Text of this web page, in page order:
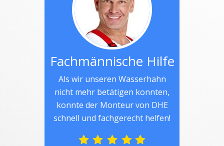
Fachmännische Hilfe
Als wir unseren Wasserhahn
nicht mehr betätigen konnten,
konnte der Monteur von DHE
schnell und fachgerecht helfen!